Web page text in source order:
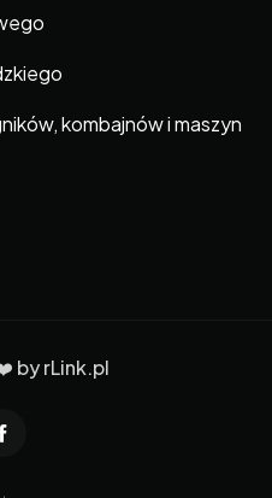
kombajnów i maszyn
byrLink.pl